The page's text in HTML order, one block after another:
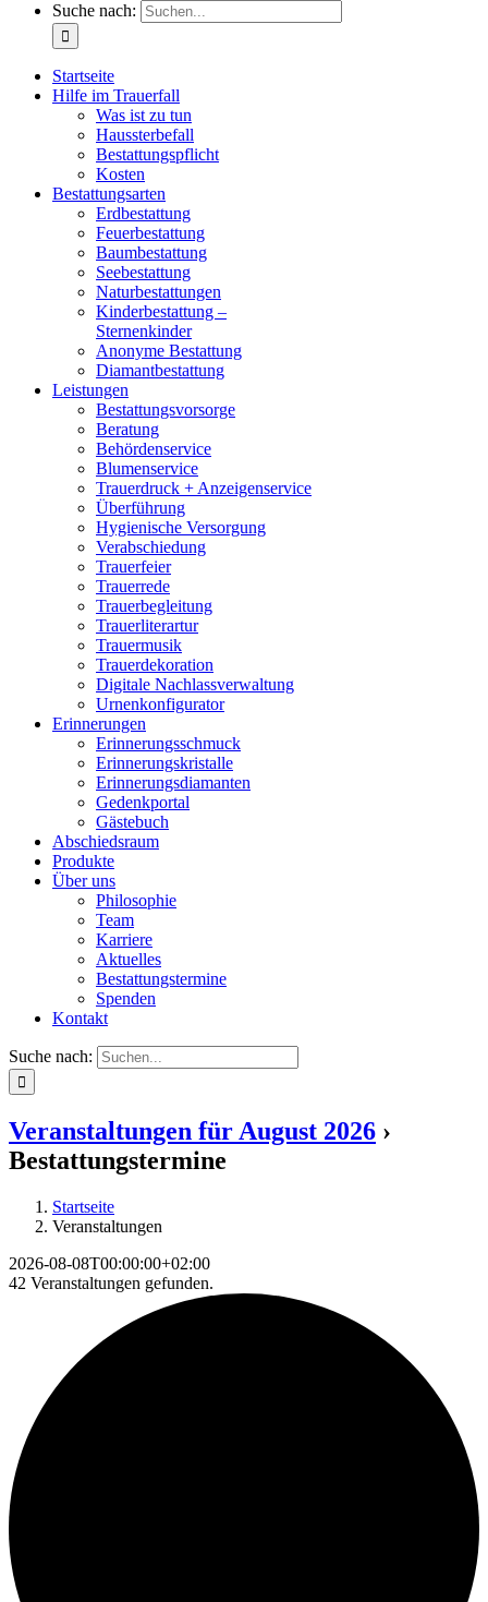
Suche nach:
Startseite
Hilfe im Trauerfall
Was ist zu tun
Haussterbefall
Bestattungspflicht
Kosten
Bestattungsarten
Erdbestattung
Feuerbestattung
Baumbestattung
Seebestattung
Naturbestattungen
Kinderbestattung –
Sternenkinder
Anonyme Bestattung
Diamantbestattung
Leistungen
Bestattungsvorsorge
Beratung
Behördenservice
Blumenservice
Trauerdruck + Anzeigenservice
Überführung
Hygienische Versorgung
Verabschiedung
Trauerfeier
Trauerrede
Trauerbegleitung
Trauerliterartur
Trauermusik
Trauerdekoration
Digitale Nachlassverwaltung
Urnenkonfigurator
Erinnerungen
Erinnerungsschmuck
Erinnerungskristalle
Erinnerungsdiamanten
Gedenkportal
Gästebuch
Abschiedsraum
Produkte
Über uns
Philosophie
Team
Karriere
Aktuelles
Bestattungstermine
Spenden
Kontakt
Suche nach:
Veranstaltungen für August 2026 ›
Bestattungstermine
Startseite
Veranstaltungen
2026-08-08T00:00:00+02:00
42 Veranstaltungen gefunden.